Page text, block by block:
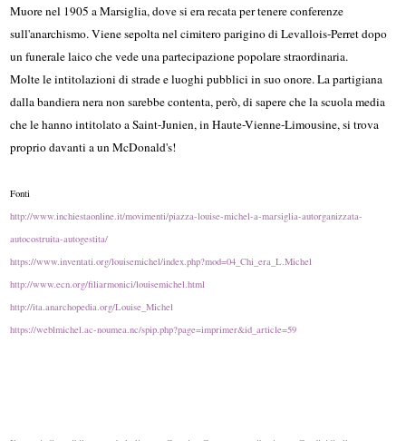
Muore nel 1905 a Marsiglia, dove si era recata per tenere conferenze
sull'anarchismo. Viene sepolta nel cimitero parigino di Levallois-Perret dopo
un funerale laico che vede una partecipazione popolare straordinaria.
Molte le intitolazioni di strade e luoghi pubblici in suo onore. La partigiana
dalla bandiera nera non sarebbe contenta, però, di sapere che la scuola media
che le hanno intitolato a Saint-Junien, in Haute-Vienne-Limousine, si trova
proprio davanti a un McDonald's!
Fonti
http://www.inchiestaonline.it/movimenti/piazza-louise-michel-a-marsiglia-autorganizzata-
autocostruita-autogestita/
https://www.inventati.org/louisemichel/index.php?mod=04_Chi_era_L.Michel
http://www.ecn.org/filiarmonici/louisemichel.html
http://ita.anarchopedia.org/Louise_Michel
https://weblmichel.ac-noumea.nc/spip.php?page=imprimer&id_article=59